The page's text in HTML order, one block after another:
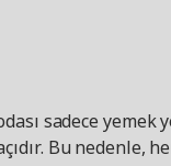
sadece yemek
Bu nedenle,